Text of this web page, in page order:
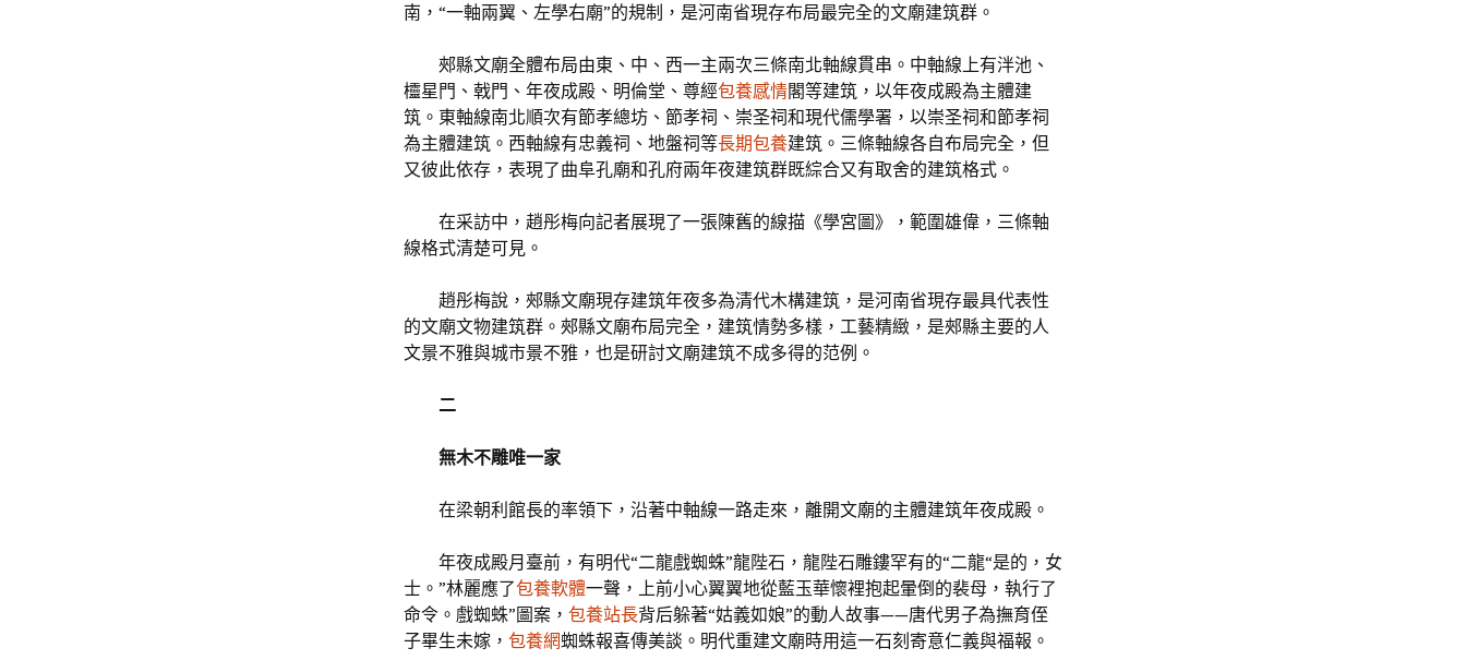
南，“一軸兩翼、左學右廟”的規制，是河南省現存布局最完全的文廟建筑群。
郟縣文廟全體布局由東、中、西一主兩次三條南北軸線貫串。中軸線上有泮池、
欞星門、戟門、年夜成殿、明倫堂、尊經包養感情閣等建筑，以年夜成殿為主體建
筑。東軸線南北順次有節孝總坊、節孝祠、崇圣祠和現代儒學署，以崇圣祠和節孝祠
為主體建筑。西軸線有忠義祠、地盤祠等長期包養建筑。三條軸線各自布局完全，但
又彼此依存，表現了曲阜孔廟和孔府兩年夜建筑群既綜合又有取舍的建筑格式。
在采訪中，趙彤梅向記者展現了一張陳舊的線描《學宮圖》，範圍雄偉，三條軸
線格式清楚可見。
趙彤梅說，郟縣文廟現存建筑年夜多為清代木構建筑，是河南省現存最具代表性
的文廟文物建筑群。郟縣文廟布局完全，建筑情勢多樣，工藝精緻，是郟縣主要的人
文景不雅與城市景不雅，也是研討文廟建筑不成多得的范例。
二
無木不雕唯一家
在梁朝利館長的率領下，沿著中軸線一路走來，離開文廟的主體建筑年夜成殿。
年夜成殿月臺前，有明代“二龍戲蜘蛛”龍陛石，龍陛石雕鏤罕有的“二龍“是的，女
士。”林麗應了包養軟體一聲，上前小心翼翼地從藍玉華懷裡抱起暈倒的裴母，執行了
命令。戲蜘蛛”圖案， 包養站長背后躲著“姑義如娘”的動人故事——唐代男子為撫育侄
子畢生未嫁， 包養網蜘蛛報喜傳美談。明代重建文廟時用這一石刻寄意仁義與福報。